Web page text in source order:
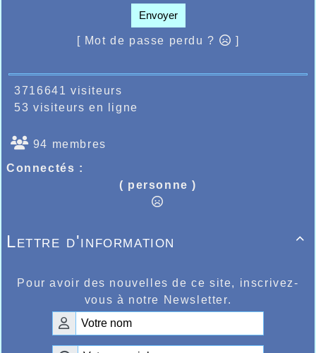
Envoyer
[ Mot de passe perdu ? ]
3716641 visiteurs
53 visiteurs en ligne
94 membres
Connectés :
( personne )

Lettre d'information
Pour avoir des nouvelles de ce site, inscrivez-
vous à notre Newsletter.